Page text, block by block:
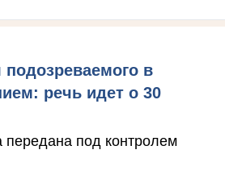
в
речь идет о 30
под контролем